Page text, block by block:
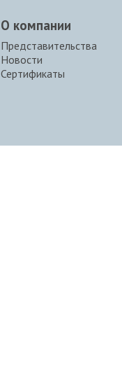
О компании
Представительства
Новости
Сертификаты